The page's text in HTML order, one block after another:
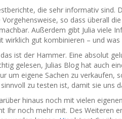
die sehr informativ sind.
so dass überall
Außerdem gibt Julia viele
wirklich gut kombinieren – und
ist der Hammer. Eine absolut
gelesen, Julias Blog hat auch
um eigene Sachen zu verkaufen,
zu testen ist, damit sie uns
hinaus noch mit vielen
Ihr noch mehr mit. Des Weiteren